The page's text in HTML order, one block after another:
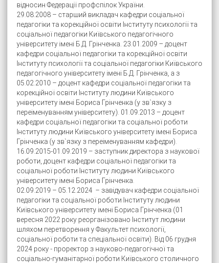
відносин Федерації профспілок України.
29.08.2008 – старший викладач кафедри соціальної
педагогіки та корекційної освіти Інституту психології та
соціальної педагогіки Київського педагогічного
університету імені Б.Д. Грінченка. 23.01.2009 – доцент
кафедри соціальної педагогіки та корекційної освіти
Інституту психології та соціальної педагогіки Київського
педагогічного університету імені Б.Д. Грінченка, а з
05.02.2010 – доцент кафедри соціальної педагогіки та
корекційної освіти Інституту людини Київського
університету імені Бориса Грінченка (у зв`язку з
переіменуванням університету). 01.09.2013 – доцент
кафедри соціальної педагогіки та соціальної роботи
Інституту людини Київського університету імені Бориса
Грінченка (у зв`язку з переіменуванням кафедри).
16.09.2015-01.09.2019 – заступник директора з наукової
роботи, доцент кафедри соціальної педагогіки та
соціальної роботи Інституту людини Київського
університету імені Бориса Грінченка.
02.09.2019 – 05.12.2024 – завідувач кафедри соціальної
педагогіки та соціальної роботи Інституту людини
Київського університету імені Бориса Грінченка (01
вересня 2022 року реорганізовано Інститут людини
шляхом перетворення у Факультет психології,
соціальної роботи та спеціальної освіти). Від 06 грудня
2024 року - проректор з науково-педагогічної та
соціально-гуманітарної роботи Київського столичного